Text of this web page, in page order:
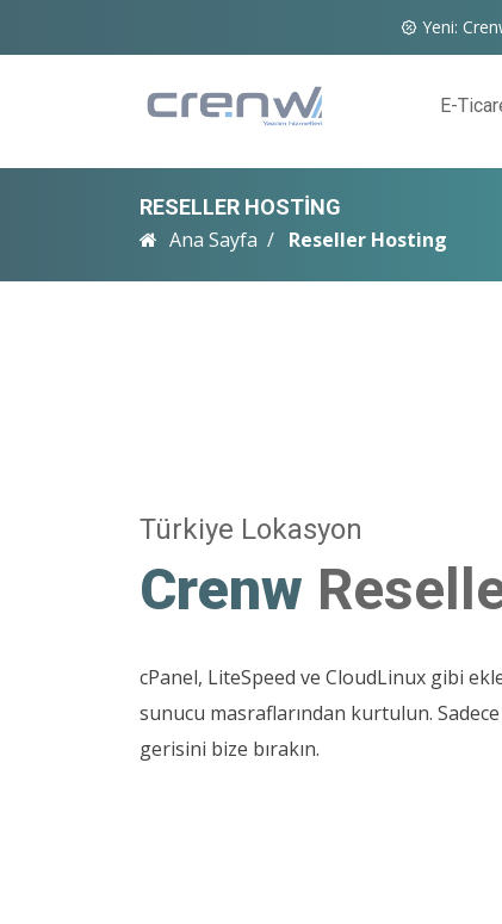
Yeni:
E-
RESELLER HOSTING
Ana Sayfa Reseller Hosting
Türkiye Lokasyon
Crenw
cPanel, LiteSpeed ve CloudLinux gibi
sunucu masraflarından kurtulun.
gerisini bize bırakın.